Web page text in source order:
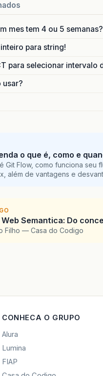
mes tem 4 ou 5
para string!
para selecionar intervalo
usar?
o que é, como e
Git Flow, como funciona seu
além de vantagens e
Semantica: Do
Filho — Casa do Codigo
CONHECA O GRUPO
Alura
Lumina
FIAP